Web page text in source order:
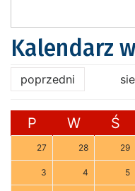
Kalendarz
poprzedni
P W Ś
27 28 29
3 4 5